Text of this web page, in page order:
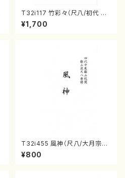
T32i117 竹彩々（尺八/初代 山
本邦山/尺八/都山式譜）都山流
公刊楽譜曲番:566
¥1,700
T32i455 風神（尺八/大月宗明/
楽譜）都山:2162
¥800